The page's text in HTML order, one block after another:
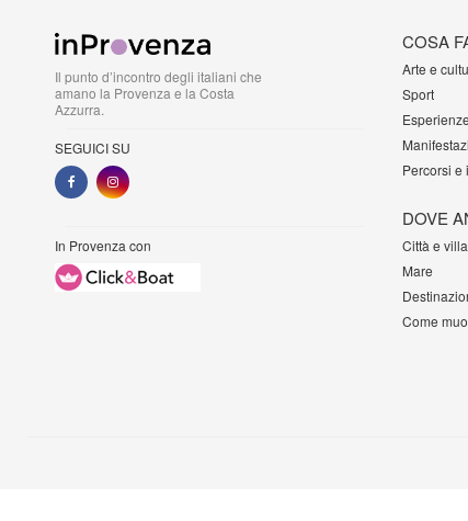
Il punto d’incontro degli italiani che
amano la Provenza e la Costa
Azzurra.
SEGUICI SU
In Provenza con
COSA
Arte e
Sport
Percorsi e
DOVE
Città e
Mare
Come